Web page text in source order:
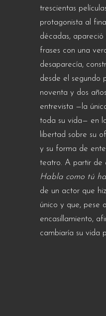
trescientas
protagonista al
décadas, apareció
frases con una
desaparecía,
desde el segundo
noventa y dos
entrevista —la
toda su vida— en
libertad sobre su
y su forma de
teatro. A partir de
Habla como tú
de un actor que
único y que, pese
encasillamiento,
cambiaría su vida